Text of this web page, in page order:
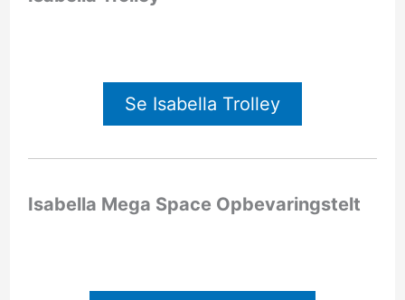
Se Isabella Trolley
Isabella Mega Space Opbevaringstelt